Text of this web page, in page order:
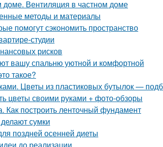
доме. Вентиляция в частном доме
методы и материалы
помогут сэкономить пространство
студии
рисков
вашу спальню уютной и комфортной
такое?
Цветы из пластиковых бутылок —
цветы своими руками + фото-обзоры
Как построить ленточный фундамент
сумки
поздней осенней диеты